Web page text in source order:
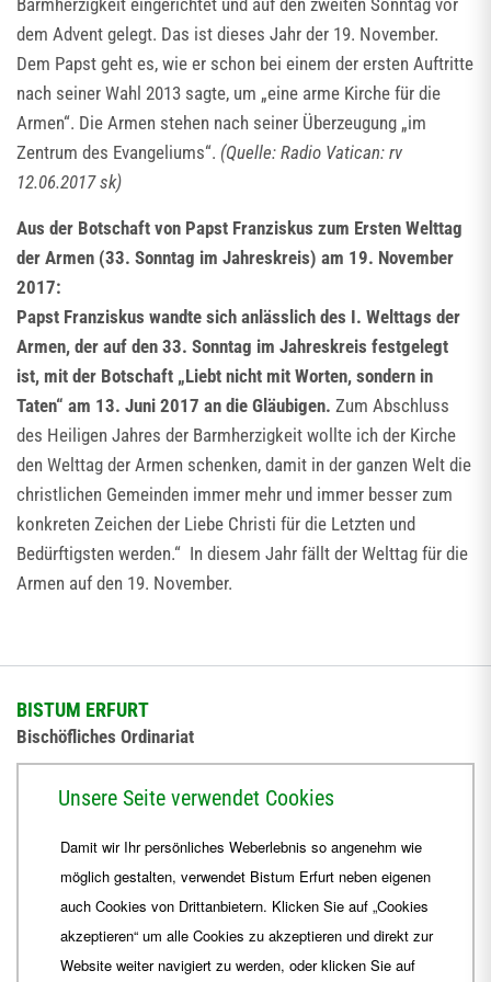
Barmherzigkeit eingerichtet und auf den zweiten Sonntag vor
dem Advent gelegt. Das ist dieses Jahr der 19. November.
Dem Papst geht es, wie er schon bei einem der ersten Auftritte
nach seiner Wahl 2013 sagte, um „eine arme Kirche für die
Armen“. Die Armen stehen nach seiner Überzeugung „im
Zentrum des Evangeliums“. (Quelle: Radio Vatican: rv
12.06.2017 sk)
Aus der Botschaft von Papst Franziskus zum Ersten Welttag
der Armen (33. Sonntag im Jahreskreis) am 19. November
2017:
Papst Franziskus wandte sich anlässlich des I. Welttags der
Armen, der auf den 33. Sonntag im Jahreskreis festgelegt
ist, mit der Botschaft „Liebt nicht mit Worten, sondern in
Taten“ am 13. Juni 2017 an die Gläubigen. Zum Abschluss
des Heiligen Jahres der Barmherzigkeit wollte ich der Kirche
den Welttag der Armen schenken, damit in der ganzen Welt die
christlichen Gemeinden immer mehr und immer besser zum
konkreten Zeichen der Liebe Christi für die Letzten und
Bedürftigsten werden.“ In diesem Jahr fällt der Welttag für die
Armen auf den 19. November.
BISTUM ERFURT
Bischöfliches Ordinariat
+49 361 6572-444
ordinariat Bistum-Erfurt.de
Unsere Seite verwendet Cookies
Damit wir Ihr persönliches Weberlebnis so angenehm wie
möglich gestalten, verwendet Bistum Erfurt neben eigenen
auch Cookies von Drittanbietern. Klicken Sie auf „Cookies
akzeptieren“ um alle Cookies zu akzeptieren und direkt zur
Website weiter navigiert zu werden, oder klicken Sie auf